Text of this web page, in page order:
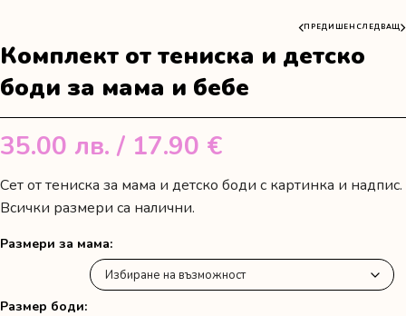
ПРЕДИШЕН СЛЕДВАЩ
Комплект от тениска и детско
боди за мама и бебе
35.00 лв. / 17.90 €
Сет от тениска за мама и детско боди с картинка и надпис.
Всички размери са налични.
Размери за мама
Размер боди